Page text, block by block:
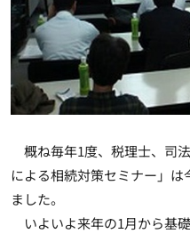
概ね毎年1度、税理士、司
による相続対策セミナー」
ました。
いよいよ来年の1月から基